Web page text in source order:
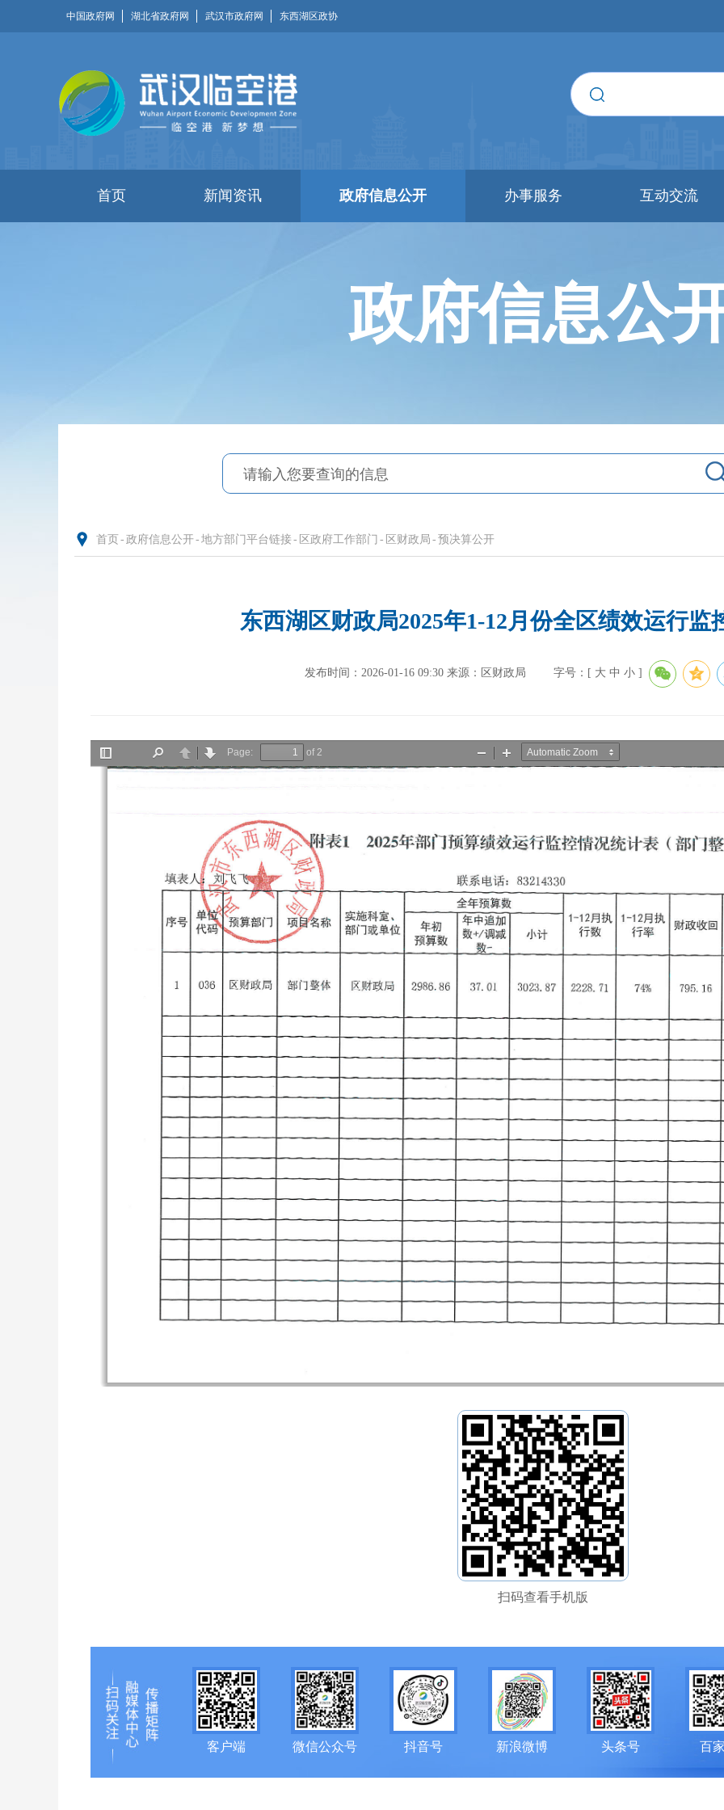
中国政府网 湖北省政府网 武汉市政府网 东西湖区政协
首页 新闻资讯 政府信息公开 办事服务 互动交流
政府信息公
首页 - 政府信息公开- 地方部门平台链接- 区政府工作部门 - 区财政局 - 预决算公开
东西湖区财政局2025年1-12月份全区绩效运行监
发布时间：2026-01-16 09:30 来源：区财政局 字号：[ 大 中 小 ]
扫码查看手机版
客户端 微信公众号 抖音号 新浪微博 头条号 百